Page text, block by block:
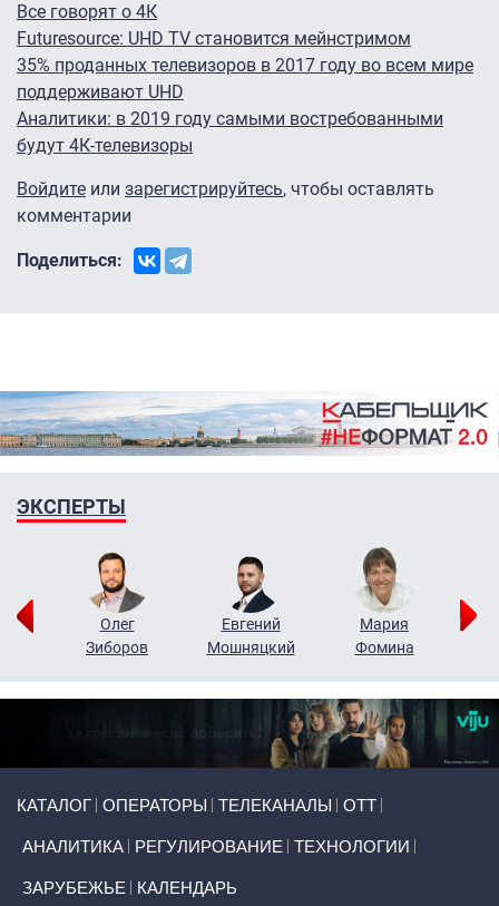
Все говорят о 4К
Futuresource: UHD TV становится мейнстримом
35% проданных телевизоров в 2017 году во всем мире
поддерживают UHD
Аналитики: в 2019 году самыми востребованными
будут 4К-телевизоры
Войдите или зарегистрируйтесь, чтобы оставлять
комментарии
Поделиться:
ЭКСПЕРТЫ
Олег
Зиборов
Евгений
Мошняцкий
Мария
Фомина
КАТАЛОГ ОПЕРАТОРЫ ТЕЛЕКАНАЛЫ ОТТ
АНАЛИТИКА РЕГУЛИРОВАНИЕ ТЕХНОЛОГИИ
ЗАРУБЕЖЬЕ КАЛЕНДАРЬ